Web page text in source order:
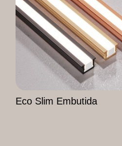
Eco Slim Embutida